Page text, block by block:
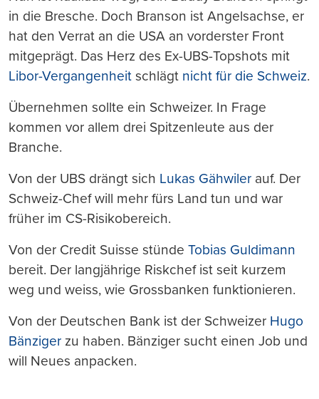
in die Bresche. Doch Branson ist Angelsachse, er
hat den Verrat an die USA an vorderster Front
mitgeprägt. Das Herz des Ex-UBS-Topshots mit
Libor-Vergangenheit schlägt nicht für die Schweiz.
Übernehmen sollte ein Schweizer. In Frage
kommen vor allem drei Spitzenleute aus der
Branche.
Von der UBS drängt sich Lukas Gähwiler auf. Der
Schweiz-Chef will mehr fürs Land tun und war
früher im CS-Risikobereich.
Von der Credit Suisse stünde Tobias Guldimann
bereit. Der langjährige Riskchef ist seit kurzem
weg und weiss, wie Grossbanken funktionieren.
Von der Deutschen Bank ist der Schweizer Hugo
Bänziger zu haben. Bänziger sucht einen Job und
will Neues anpacken.